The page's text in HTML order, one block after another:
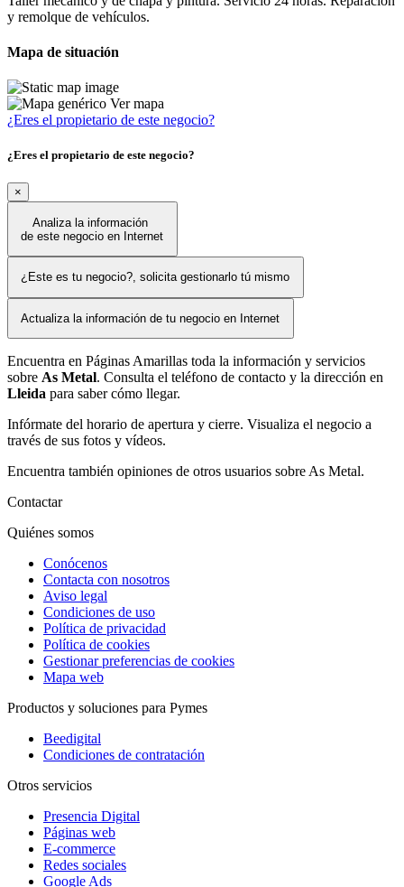
y remolque de vehículos.
Mapa de situación
Ver mapa
¿Eres el propietario de este negocio?
¿Eres el propietario de este negocio?
×
Analiza la información
de este negocio en Internet
¿Este es tu negocio?, solicita gestionarlo tú mismo
Actualiza la información de tu negocio en Internet
Encuentra en Páginas Amarillas toda la información y servicios
sobre As Metal. Consulta el teléfono de contacto y la dirección en
Lleida para saber cómo llegar.
Infórmate del horario de apertura y cierre. Visualiza el negocio a
través de sus fotos y vídeos.
Encuentra también opiniones de otros usuarios sobre As Metal.
Contactar
Quiénes somos
Conócenos
Contacta con nosotros
Aviso legal
Condiciones de uso
Política de privacidad
Política de cookies
Gestionar preferencias de cookies
Mapa web
Productos y soluciones para Pymes
Beedigital
Condiciones de contratación
Otros servicios
Presencia Digital
Páginas web
E-commerce
Redes sociales
Google Ads